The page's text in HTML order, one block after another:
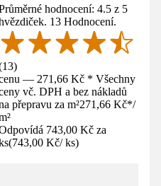
hodnocení: 4.5 z 5
13 Hodnocení.
13)
— 271,66 Kč * Všechny
vč. DPH a bez nákladů
přepravu za m²271,66 Kč*/
743,00 Kč za
(743,00 Kč/ ks)